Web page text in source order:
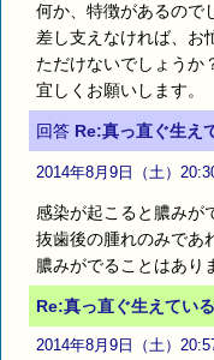
何か、特徴があるので
差し支えなければ、お
ただけないでしょうか
宜しくお願いします。
回答 Re:真っ直ぐ生え
2014年8月9日（土）
感染が起こると膿みが
抜歯後の腫れのみであ
膿みがでることはあり
Re:真っ直ぐ生えてい
2014年8月9日（土）